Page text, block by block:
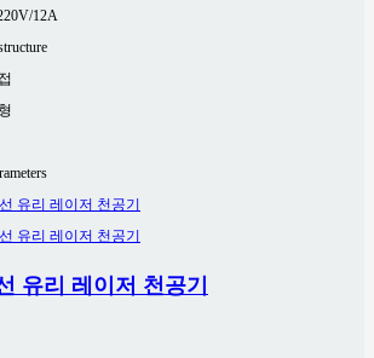
12A
유리 레이저 천공기